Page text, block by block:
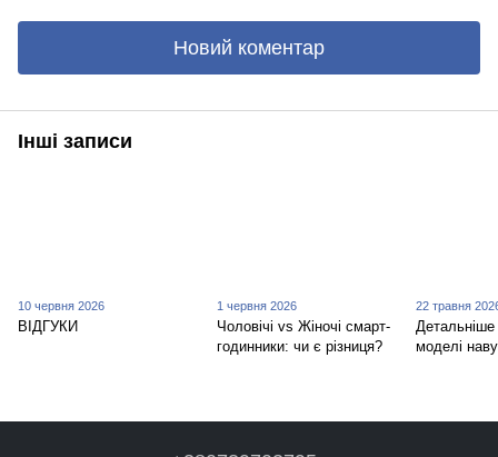
Новий коментар
Інші записи
10 червня 2026
ВІДГУКИ
1 червня 2026
Чоловічі vs Жіночі смарт-
годинники: чи є різниця?
22 травня
Детальніше
моделі